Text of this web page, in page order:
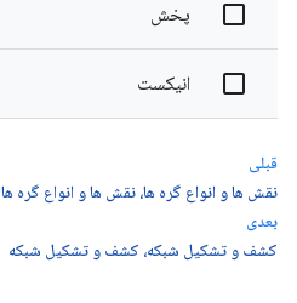
پخش
انیکست
قبلی
نقش ها و انواع گره ها، نقش ها و انواع گره ها
بعدی
کشف و تشکیل شبکه، کشف و تشکیل شبکه